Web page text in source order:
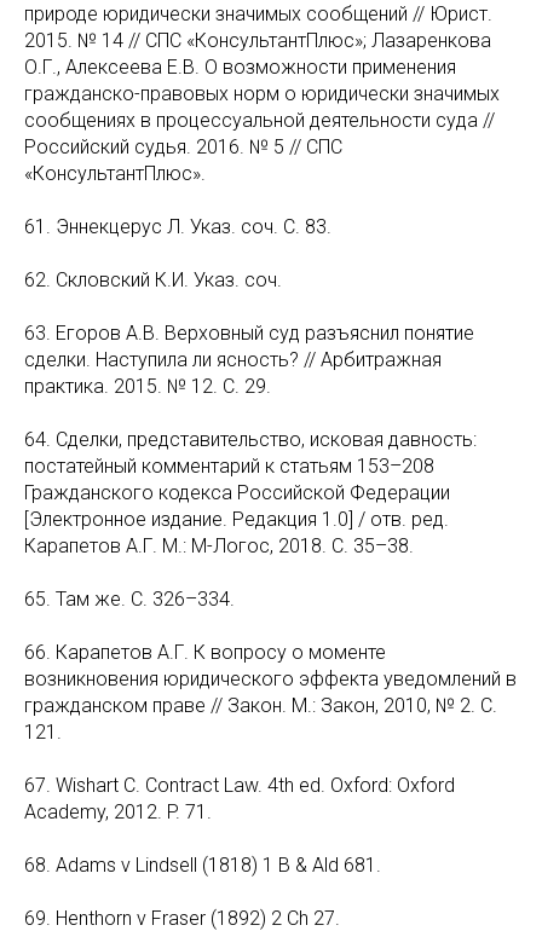
природе юридически значимых сообщений // Юрист.
2015. № 14 // СПС «КонсультантПлюс»; Лазаренкова
О.Г., Алексеева Е.В. О возможности применения
гражданско-правовых норм о юридически значимых
сообщениях в процессуальной деятельности суда //
Российский судья. 2016. № 5 // СПС
«КонсультантПлюс».
61. Эннекцерус Л. Указ. соч. С. 83.
62. Скловский К.И. Указ. соч.
63. Егоров А.В. Верховный суд разъяснил понятие
сделки. Наступила ли ясность? // Арбитражная
практика. 2015. № 12. С. 29.
64. Сделки, представительство, исковая давность:
постатейный комментарий к статьям 153–208
Гражданского кодекса Российской Федерации
[Электронное издание. Редакция 1.0] / отв. ред.
Карапетов А.Г. М.: М-Логос, 2018. С. 35–38.
65. Там же. С. 326–334.
66. Карапетов А.Г. К вопросу о моменте
возникновения юридического эффекта уведомлений в
гражданском праве // Закон. М.: Закон, 2010, № 2. С.
121.
67. Wishart C. Contract Law. 4th ed. Oxford: Oxford
Academy, 2012. P. 71.
68. Adams v Lindsell (1818) 1 B & Ald 681.
69. Henthorn v Fraser (1892) 2 Ch 27.